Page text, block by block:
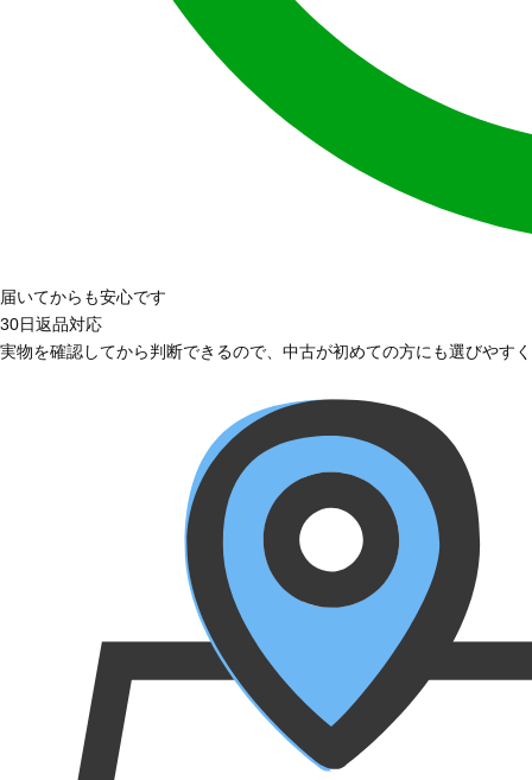
届いてからも安心です
30日返品対応
実物を確認してから判断できるので、中古が初めての方にも選びやす